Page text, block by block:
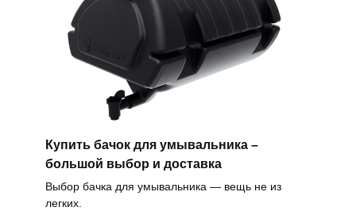
Купить бачок для умывальника –
большой выбор и доставка
Выбор бачка для умывальника — вещь не из
легких.